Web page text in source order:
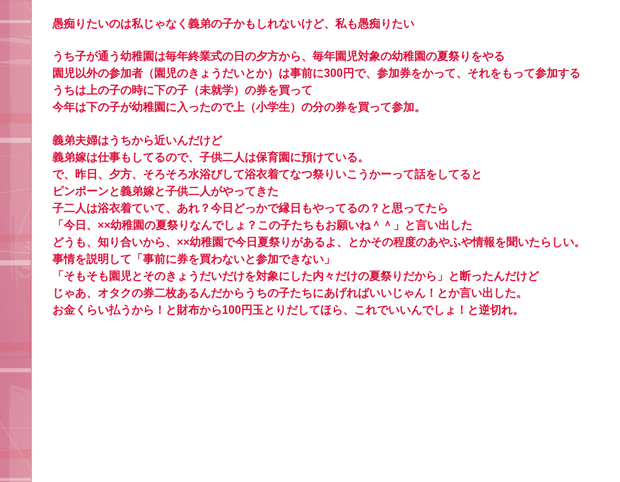
愚痴りたいのは私じゃなく義弟の子かもしれないけど、私も愚痴りたい
うち子が通う幼稚園は毎年終業式の日の夕方から、毎年園児対象の幼稚園の夏祭りをやる
園児以外の参加者（園児のきょうだいとか）は事前に300円で、参加券をかって、それをもって参加する
うちは上の子の時に下の子（未就学）の券を買って
今年は下の子が幼稚園に入ったので上（小学生）の分の券を買って参加。
義弟夫婦はうちから近いんだけど
義弟嫁は仕事もしてるので、子供二人は保育園に預けている。
で、昨日、夕方、そろそろ水浴びして浴衣着てなつ祭りいこうかーって話をしてると
ピンポーンと義弟嫁と子供二人がやってきた
子二人は浴衣着ていて、あれ？今日どっかで縁日もやってるの？と思ってたら
「今日、××幼稚園の夏祭りなんでしょ？この子たちもお願いね＾＾」と言い出した
どうも、知り合いから、××幼稚園で今日夏祭りがあるよ、とかその程度のあやふや情報を聞いたらしい。
事情を説明して「事前に券を買わないと参加できない」
「そもそも園児とそのきょうだいだけを対象にした内々だけの夏祭りだから」と断ったんだけど
じゃあ、オタクの券二枚あるんだからうちの子たちにあげればいいじゃん！とか言い出した。
お金くらい払うから！と財布から100円玉とりだしてほら、これでいいんでしょ！と逆切れ。